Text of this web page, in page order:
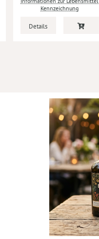
Kennzeichnung
Details